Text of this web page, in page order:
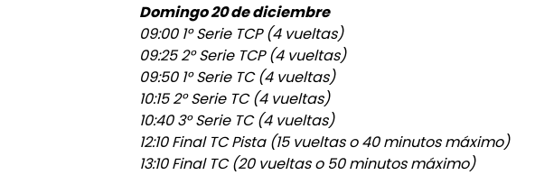
Domingo 20 de diciembre
09:00 1° Serie TCP (4 vueltas)
09:25 2° Serie TCP (4 vueltas)
09:50 1° Serie TC (4 vueltas)
10:15 2° Serie TC (4 vueltas)
10:40 3° Serie TC (4 vueltas)
12:10 Final TC Pista (15 vueltas o 40 minutos máximo)
13:10 Final TC (20 vueltas o 50 minutos máximo)